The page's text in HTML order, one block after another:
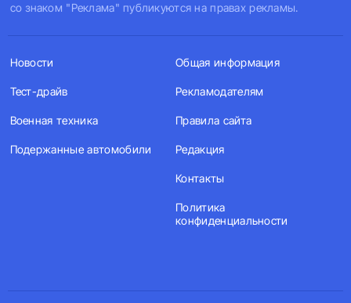
со знаком "Реклама" публикуются на правах рекламы.
Новости
Тест-драйв
Военная техника
Подержанные автомобили
Общая информация
Рекламодателям
Правила сайта
Редакция
Контакты
Политика
конфиденциальности